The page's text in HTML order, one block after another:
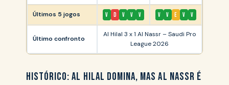
Últimos 5 jogos V D V V V V V E V V
Último confronto
Al Hilal 3 x 1 Al Nassr – Saudi Pro
League 2026
HISTÓRICO: AL HILAL DOMINA, MAS AL NASSR É